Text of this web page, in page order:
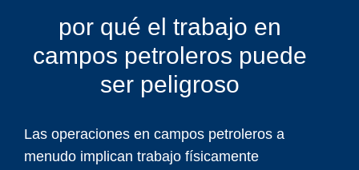
por qué el trabajo en
campos petroleros puede
ser peligroso
Las operaciones en campos petroleros a
menudo implican trabajo físicamente